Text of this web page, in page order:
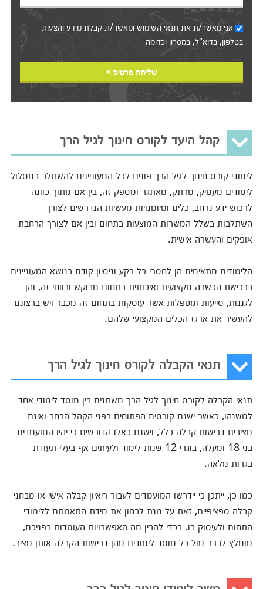
אני מאשר/ת אתתנאי השימושומאשר/ת קבלת מידע והצעות
בטלפון, בדוא"ל, במסרון וכדומה‎‎
שליחת פרטים >
קהל היעד לקורס חינוך לגיל הרך
לימודי קורס חינוך לגיל הרך פונים לכל המעוניינים להשתלב במסלול
לימודים מעמיק, מרתק, מאתגר ומספק זה, בין אם מתוך כוונה
לרכוש ידע נרחב, כלים ומיומנויות מעשיות הנדרשים לצורך
השתלבות בשלל המשרות המוצעות בתחום ובין אם לצורך הרחבת
אופקים והעשרה אישית.
הלימודים מתאימים הן לחסרי כל רקע וניסיון קודם בנושא המעוניינים
ברכישת הכשרה מקצועית ואיכותית בתחום מבוקש ורווחי זה, והן
לגננות, סייעות ומטפלות אשר עוסקות בתחום זה מכבר ויש ברצונם
להעשיר את ארגז הכלים המקצועי שלהם.
תנאי הקבלה לקורס חינוך לגיל הרך
תנאי הקבלה לקורס חינוך לגיל הרך משתנים בין מוסד לימודי אחד
למשנהו, כאשר ישנם קורסים הפתוחים בפני הקהל הרחב ואינם
מציבים דרישות קבלה כלל, וישנם כאלו הדורשים כי יהיו המועמדים
בני 18 ומעלה, בוגרי 12 שנות לימוד ולעיתים אף בעלי תעודת
בגרות מלאה.
כמו כן, ייתכן כי יידרשו המועמדים לעבור ריאיון קבלה אישי או מבחני
קבלה ספציפיים, זאת על מנת לבחון את מידת התאמתם ללימודי
התחום ולעיסוק בו. בכדי להבין מה האפשרויות העומדות בפניכם,
מומלץ לברר מול כל מוסד לימודים מהן דרישות הקבלה אותן מציב.